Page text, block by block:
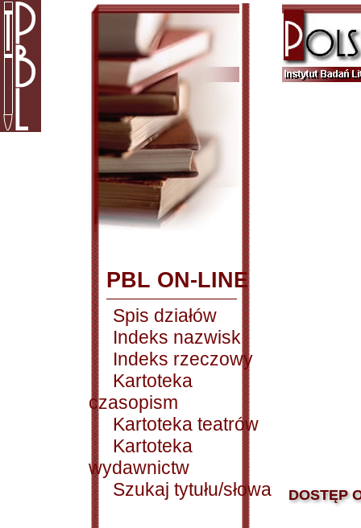
PBL ON-LINE
Spis działów
Indeks nazwisk
Indeks rzeczowy
Kartoteka
czasopism
Kartoteka teatrów
Kartoteka
wydawnictw
Szukaj tytułu/słowa
DOSTĘP